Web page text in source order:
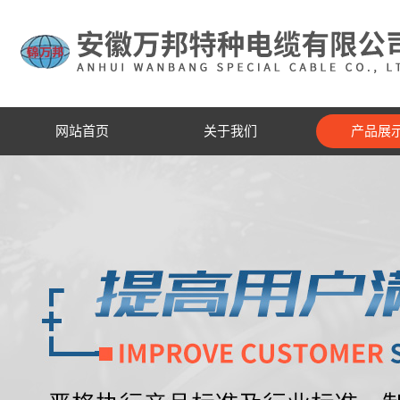
网站首页 关于我们 产品展